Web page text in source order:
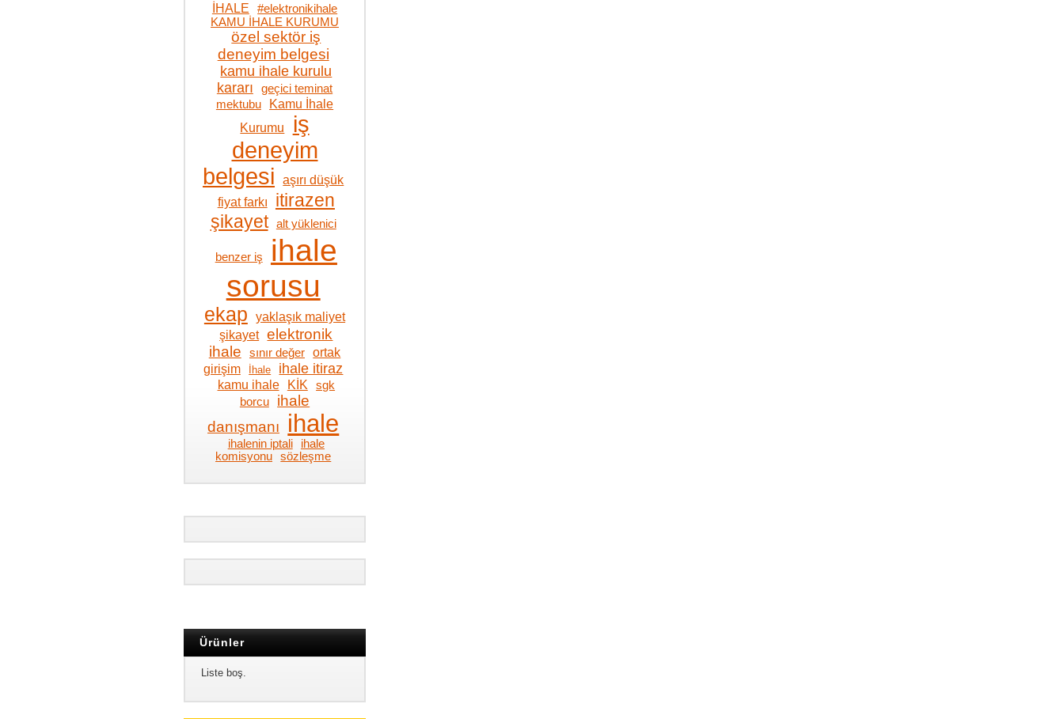
İHALE
#elektronikihale
KAMU İHALE KURUMU
özel sektör iş
deneyim belgesi
kamu ihale kurulu
kararı
geçici teminat
mektubu
Kamu İhale
Kurumu
iş
deneyim
belgesi
aşırı düşük
fiyat farkı
itirazen
şikayet
alt yüklenici
benzer iş
ihale
sorusu
ekap
yaklaşık maliyet
şikayet elektronik
ihale
sınır değer
ortak
girişim
İhale ihale itiraz
kamu ihale KİK
sgk
borcu
ihale
danışmanı
ihale
ihalenin iptali
ihale
komisyonu
sözleşme
Ürünler
Liste boş.